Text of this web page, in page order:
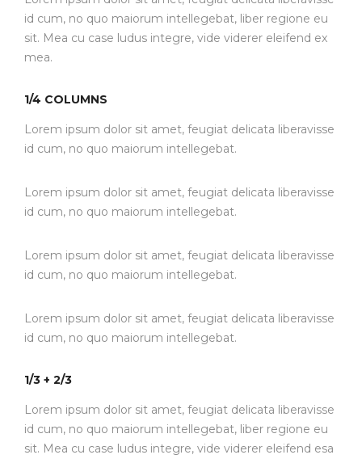
id cum, no quo maiorum intellegebat, liber regione eu
sit. Mea cu case ludus integre, vide viderer eleifend ex
mea.
1/4 COLUMNS
Lorem ipsum dolor sit amet, feugiat delicata liberavisse
id cum, no quo maiorum intellegebat.
Lorem ipsum dolor sit amet, feugiat delicata liberavisse
id cum, no quo maiorum intellegebat.
Lorem ipsum dolor sit amet, feugiat delicata liberavisse
id cum, no quo maiorum intellegebat.
Lorem ipsum dolor sit amet, feugiat delicata liberavisse
id cum, no quo maiorum intellegebat.
1/3 + 2/3
Lorem ipsum dolor sit amet, feugiat delicata liberavisse
id cum, no quo maiorum intellegebat, liber regione eu
sit. Mea cu case ludus integre, vide viderer eleifend esa